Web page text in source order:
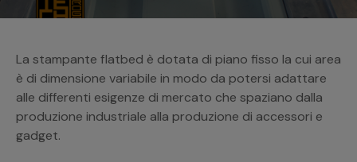
La stampante flatbed è dotata di piano fisso la cui area
è di dimensione variabile in modo da potersi adattare
alle differenti esigenze di mercato che spaziano dalla
produzione industriale alla produzione di accessori e
gadget.